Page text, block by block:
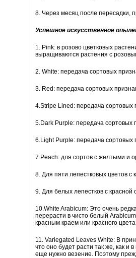
8. Через месяц после пересадки,
Успешное искусственное
1. Pink: в розово цветковых
выращиваются растения с
2. White: передача сортовых
3. Red: передача сортовых
4.Stripe Lined: передача сортовых
5.Dark Purple: передача сортовых
6.Light Purple: передача сортовых
7.Peach: для сортов с желтыми и
8. Для пяти лепестковых цветов
9. Для белых лепестков с красной
10.White Arabicum: Это очень
перерасти в чисто белый
красным краем или красного
11. Variegated Leaves White: В
что оно будет расти так же, как
еще нужно везение. Поэтому